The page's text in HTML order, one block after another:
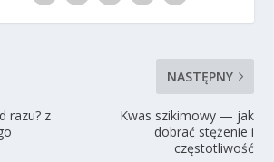
razu? z
NASTĘPNY
Kwas szikimowy — jak
dobrać stężenie i
częstotliwość